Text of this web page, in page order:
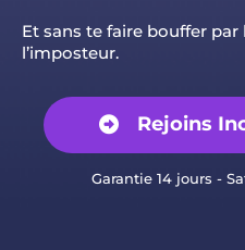
Et sans te faire bouffer
l’imposteur.
Rejoins
Garantie 14 jours -